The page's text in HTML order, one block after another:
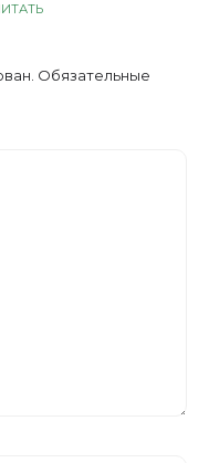
планируется
на 44%, а также
Обязательные